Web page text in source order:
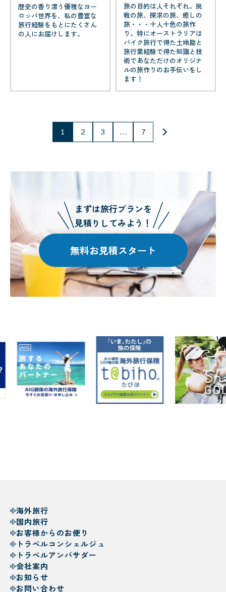
歴史の香り漂う優雅なヨー
ロッパ世界を、私の豊富な
旅行経験をもとにたくさん
の人にお届けします。
旅の目的は人それぞれ。挑
戦の旅、探求の旅、癒しの
旅・・・十人十色の旅作
り。特にオーストラリアは
バイク旅行で得た土地勘と
旅行業経験で得た知識と技
術であなただけのオリジナ
ルの旅作りのお手伝いをし
ます！
ペー
ジ
送
り
1 2 3 … 7
まずは旅行プランを
見積りしてみよう！
無料お見積スタート
海外旅行
国内旅行
お客様からのお便り
トラベルコンシェルジュ
トラベルアンバサダー
会社案内
お知らせ
お問い合わせ